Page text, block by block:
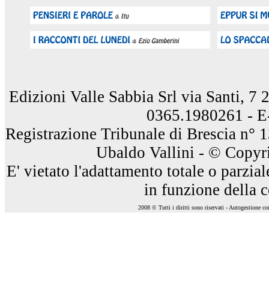
Edizioni Valle Sabbia Srl via Santi, 7
0365.1980261 -
Registrazione Tribunale di Brescia n°
Ubaldo Vallini - ©
E' vietato l'adattamento totale o
in funzione della
2008 © Tutti i diritti sono riservati - Autogestione